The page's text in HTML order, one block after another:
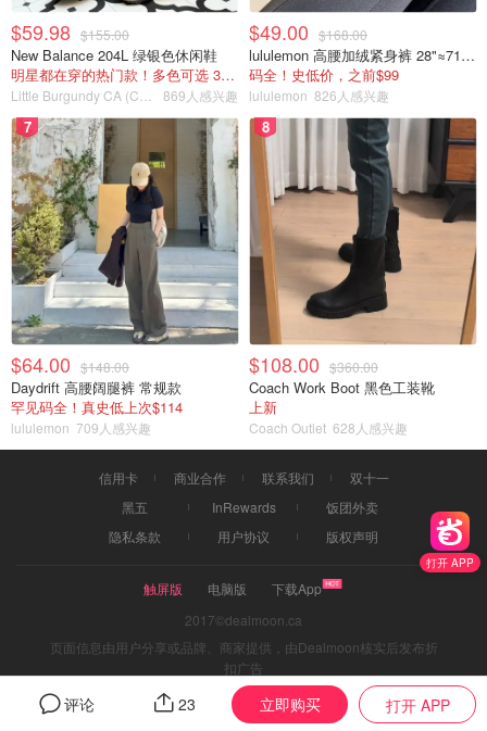
打开 APP
评论 23 立即购买 打开 APP
$59.98 $155.00
New Balance 204L 绿银色休闲鞋
明星都在穿的热门款！多色可选 3.8折
869人感兴趣
$49.00 $168.00
lululemon 高腰加绒紧身裤 28"≈71cm 5个口袋
码全！史低价，之前$99
lululemon 826人感兴趣
7
$64.00 $148.00
Daydrift 高腰阔腿裤 常规款
罕见码全！真史低上次$114
lululemon 709人感兴趣
8
$108.00 $360.00
Coach Work Boot 黑色工装靴
上新
Coach Outlet 628人感兴趣
信用卡 商业合作 联系我们
双十一
黑五
InRewards
饭团外卖
隐私条款
用户协议 版权声明
触屏版 电脑版
下载App
2017©dealmoon.ca
页面信息由用户分享或品牌、商家提供，由Dealmoon核实后发布折
扣广告
Dealmoon may get paid by brands or deals when user buy
through links